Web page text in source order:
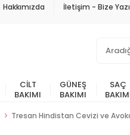
Hakkımızda İletişim - Bize
CILT
BAKIMI
GÜNEŞ
BAKIMI
SAÇ
Tresan Hindistan Cevizi ve